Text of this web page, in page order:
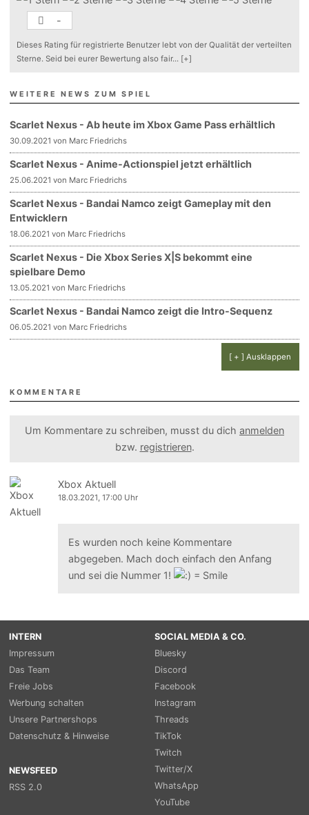
-
Dieses Rating für registrierte Benutzer lebt von der Qualität der verteilten
Sterne. Seid bei eurer Bewertung also fair... [+]
WEITERE NEWS ZUM SPIEL
Scarlet Nexus - Ab heute im Xbox Game Pass erhältlich
30.09.2021 von Marc Friedrichs
Scarlet Nexus - Anime-Actionspiel jetzt erhältlich
25.06.2021 von Marc Friedrichs
Scarlet Nexus - Bandai Namco zeigt Gameplay mit den
Entwicklern
18.06.2021 von Marc Friedrichs
Scarlet Nexus - Die Xbox Series X|S bekommt eine
spielbare Demo
13.05.2021 von Marc Friedrichs
Scarlet Nexus - Bandai Namco zeigt die Intro-Sequenz
06.05.2021 von Marc Friedrichs
[ + ] Ausklappen
KOMMENTARE
Um Kommentare zu schreiben, musst du dich anmelden
bzw. registrieren.
Xbox Aktuell
18.03.2021, 17:00 Uhr
Es wurden noch keine Kommentare
abgegeben. Mach doch einfach den Anfang
und sei die Nummer 1!
INTERN
Impressum
Das Team
Freie Jobs
Werbung schalten
Unsere Partnershops
Datenschutz & Hinweise
NEWSFEED
RSS 2.0
SOCIAL MEDIA & CO.
Bluesky
Discord
Facebook
Instagram
Threads
TikTok
Twitch
Twitter/X
WhatsApp
YouTube